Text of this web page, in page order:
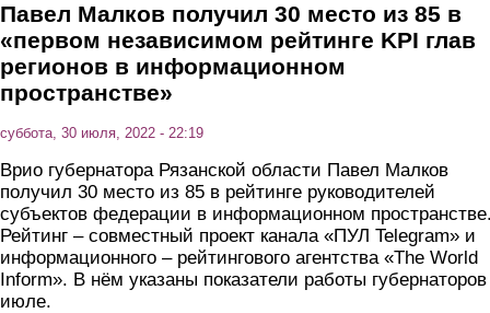
Павел Малков получил 30 место из 85 в
«первом независимом рейтинге KPI глав
регионов в информационном
пространстве»
суббота, 30 июля, 2022 - 22:19
Врио губернатора Рязанской области Павел Малков
получил 30 место из 85 в рейтинге руководителей
субъектов федерации в информационном
Рейтинг – совместный проект канала «ПУЛ Telegram» и
информационного – рейтингового агентства «The World
Inform». В нём указаны показатели работы
июле.